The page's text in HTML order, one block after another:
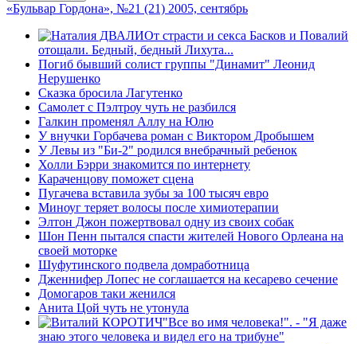
«Бульвар Гордона», №21 (21) 2005, сентябрь
От страсти и секса Басков и Повалий
отощали. Бедный, бедный Лихута...
Погиб бывший солист группы "Динамит" Леонид
Нерушенко
Сказка бросила Лагутенко
Самолет с Пэлтроу чуть не разбился
Галкин променял Аллу на Юлю
У внучки Горбачева роман с Виктором Дробышем
У Левы из "Би-2" родился внебрачный ребенок
Холли Бэрри знакомится по интернету
Караченцову поможет cцена
Пугачева вставила зубы за 100 тысяч евро
Миноуг теряет волосы после химиотерапии
Элтон Джон пожертвовал одну из своих собак
Шон Пенн пытался спасти жителей Нового Орлеана на
своей моторке
Шуфутинского подвела домработница
Дженнифер Лопес не соглашается на кесарево сечение
Домогаров таки женился
Анита Цой чуть не утонула
"Все во имя человека!". - "Я даже
знаю этого человека и видел его на трибуне"